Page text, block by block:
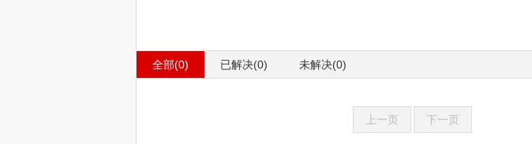
全部(0) 已解决(0) 未解决(0)
上一页 下一页